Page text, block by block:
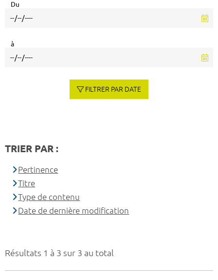
Résultats 1 à 3 sur 3 au total
Du
à
FILTRER PAR DATE
TRIER PAR :
Pertinence
Titre
Type de contenu
Date de dernière modification